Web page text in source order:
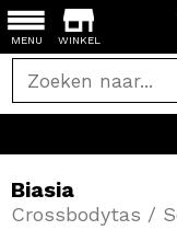
WINKEL
MENU
Biasia
Crossbodytas /